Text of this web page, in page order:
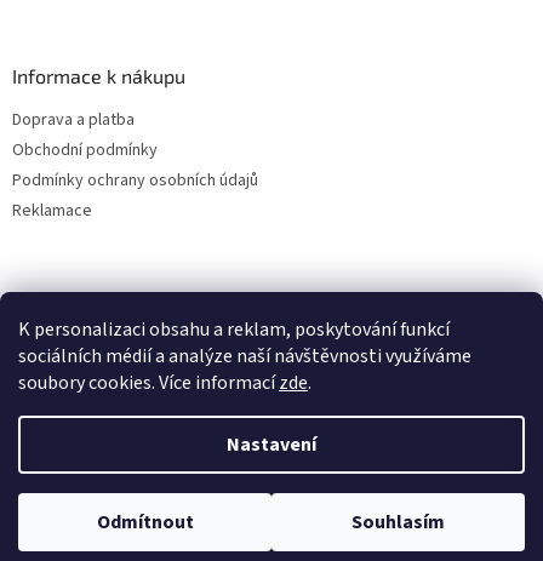
K personalizaci obsahu a reklam, poskytování funkcí
sociálních médií a analýze naší návštěvnosti využíváme
soubory cookies. Více informacízde.
Nastavení
Odmítnout Souhlasím
Informace k nákupu
Doprava a platba
Obchodní podmínky
Podmínky ochrany osobních údajů
Reklamace
Copyright 2026ALBAKMEN. Všechna práva vyhrazena.Upravit